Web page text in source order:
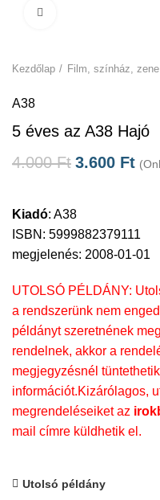
Kezdőlap Film, színház, zene
A38
5 éves az A38 Hajó
4.000Ft 3.600 Ft
Kiadó: A38
ISBN: 5999882379111
megjelenés: 2008-01-01
UTOLSÓ PÉLDÁNY:
a rendszerünk nem
példányt szeretnének
rendelnek, akkor a
megjegyzésnél
információt.Kizárólagos,
megrendeléseiket az
mail címre küldhetik el.
Utolsó példány